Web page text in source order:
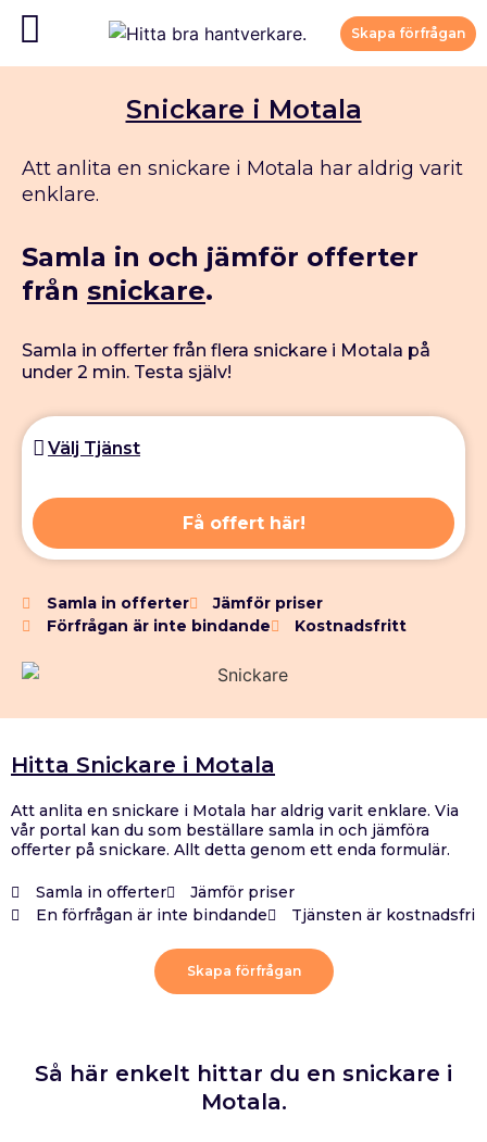
Skapa förfrågan
Snickare i Motala
Att anlita en snickare i Motala har aldrig varit
enklare.
Samla in och jämför offerter
från snickare.
Samla in offerter från flera snickare i Motala på
under 2 min. Testa själv!
Få offert här!
Samla in offerter
Jämför priser
Förfrågan är inte bindande
Kostnadsfritt
Hitta Snickare i Motala
Att anlita en snickare i Motala har aldrig varit enklare. Via
vår portal kan du som beställare samla in och jämföra
offerter på snickare. Allt detta genom ett enda formulär.
Samla in offerter
Jämför priser
En förfrågan är inte bindande
Tjänsten är kostnadsfri
Skapa förfrågan
Så här enkelt hittar du en snickare i
Motala.